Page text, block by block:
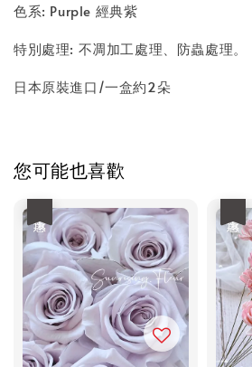
色系: Purple 經典紫
特別處理: 不凋加工處理、防蟲處理。
日本原裝進口/一盒約2朵
您可能也喜歡